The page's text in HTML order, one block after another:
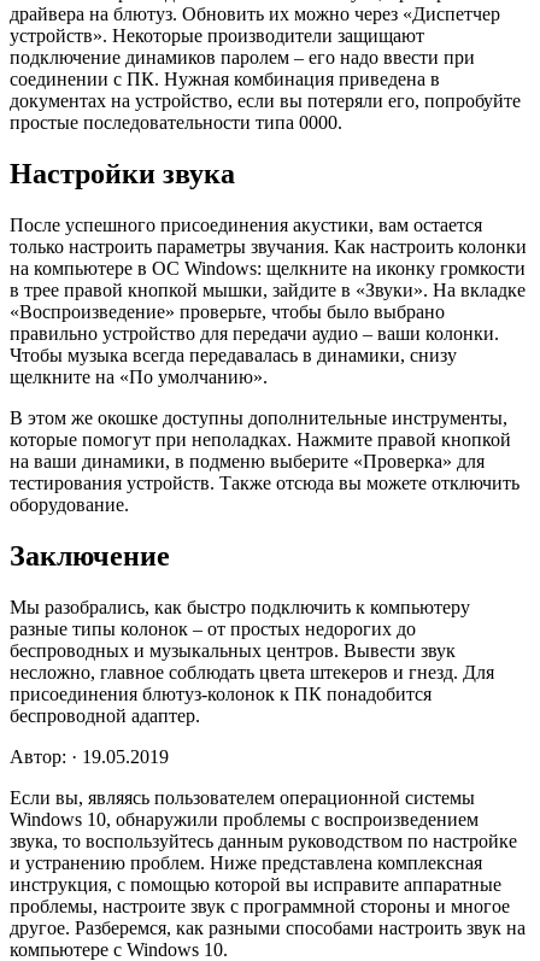
драйвера на блютуз. Обновить их можно через «Диспетчер
устройств». Некоторые производители защищают
подключение динамиков паролем – его надо ввести при
соединении с ПК. Нужная комбинация приведена в
документах на устройство, если вы потеряли его, попробуйте
простые последовательности типа 0000.
Настройки звука
После успешного присоединения акустики, вам остается
только настроить параметры звучания. Как настроить колонки
на компьютере в ОС Windows: щелкните на иконку громкости
в трее правой кнопкой мышки, зайдите в «Звуки». На вкладке
«Воспроизведение» проверьте, чтобы было выбрано
правильно устройство для передачи аудио – ваши колонки.
Чтобы музыка всегда передавалась в динамики, снизу
щелкните на «По умолчанию».
В этом же окошке доступны дополнительные инструменты,
которые помогут при неполадках. Нажмите правой кнопкой
на ваши динамики, в подменю выберите «Проверка» для
тестирования устройств. Также отсюда вы можете отключить
оборудование.
Заключение
Мы разобрались, как быстро подключить к компьютеру
разные типы колонок – от простых недорогих до
беспроводных и музыкальных центров. Вывести звук
несложно, главное соблюдать цвета штекеров и гнезд. Для
присоединения блютуз-колонок к ПК понадобится
беспроводной адаптер.
Автор: · 19.05.2019
Если вы, являясь пользователем операционной системы
Windows 10, обнаружили проблемы с воспроизведением
звука, то воспользуйтесь данным руководством по настройке
и устранению проблем. Ниже представлена комплексная
инструкция, с помощью которой вы исправите аппаратные
проблемы, настроите звук с программной стороны и многое
другое. Разберемся, как разными способами настроить звук на
компьютере с Windows 10.